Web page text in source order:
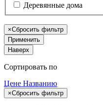
Деревянные дома
×Сбросить фильтр
Применить
Наверх
Сортировать по
Цене Названию
×Сбросить фильтр